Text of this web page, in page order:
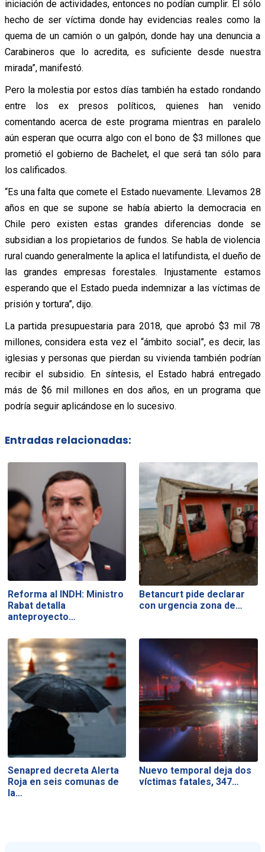
iniciación de actividades, entonces no podían cumplir. El sólo
hecho de ser víctima donde hay evidencias reales como la
quema de un camión o un galpón, donde hay una denuncia a
Carabineros que lo acredita, es suficiente desde nuestra
mirada”, manifestó.
Pero la molestia por estos días también ha estado rondando
entre los ex presos políticos, quienes han venido
comentando acerca de este programa mientras en paralelo
aún esperan que ocurra algo con el bono de $3 millones que
prometió el gobierno de Bachelet, el que será tan sólo para
los calificados.
“Es una falta que comete el Estado nuevamente. Llevamos 28
años en que se supone se había abierto la democracia en
Chile pero existen estas grandes diferencias donde se
subsidian a los propietarios de fundos. Se habla de violencia
rural cuando generalmente la aplica el latifundista, el dueño de
las grandes empresas forestales. Injustamente estamos
esperando que el Estado pueda indemnizar a las víctimas de
prisión y tortura”, dijo.
La partida presupuestaria para 2018, que aprobó $3 mil 78
millones, considera esta vez el “ámbito social”, es decir, las
iglesias y personas que pierdan su vivienda también podrían
recibir el subsidio. En síntesis, el Estado habrá entregado
más de $6 mil millones en dos años, en un programa que
podría seguir aplicándose en lo sucesivo.
Entradas relacionadas:
Reforma al INDH: Ministro
Rabat detalla
anteproyecto…
Betancurt pide declarar
con urgencia zona de…
Senapred decreta Alerta
Roja en seis comunas de
la…
Nuevo temporal deja dos
víctimas fatales, 347…